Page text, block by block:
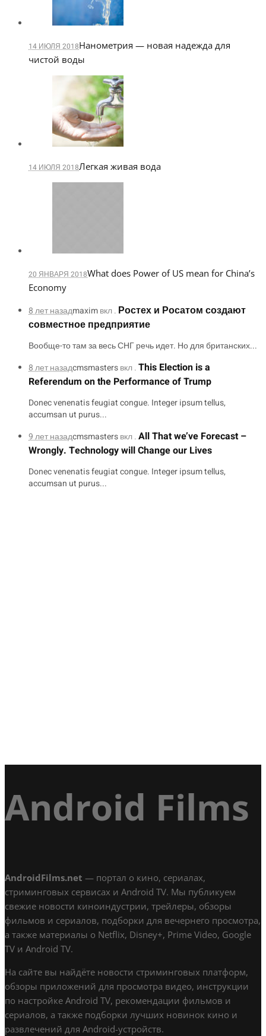
14 ИЮЛЯ 2018Нанометрия — новая надежда для
чистой воды
14 ИЮЛЯ 2018Легкая живая вода
20 ЯНВАРЯ 2018What does Power of US mean for China’s
Economy
8 лет назадmaximвкл . Ростех и Росатом создают
совместное предприятие
Вообще-то там за весь СНГ речь идет. Но для британских...
8 лет назадcmsmastersвкл .This Election is a
Referendum on the Performance of Trump
Donec venenatis feugiat congue. Integer ipsum tellus,
accumsan ut purus...
9 лет назадcmsmastersвкл .All That we’ve Forecast –
Wrongly. Technology will Change our Lives
Donec venenatis feugiat congue. Integer ipsum tellus,
accumsan ut purus...
Android Films
AndroidFilms.net — портал о кино, сериалах,
стриминговых сервисах и Android TV. Мы публикуем
свежие новости киноиндустрии, трейлеры, обзоры
фильмов и сериалов, подборки для вечернего просмотра,
а также материалы о Netflix, Disney+, Prime Video, Google
TV и Android TV.
На сайте вы найдёте новости стриминговых платформ,
обзоры приложений для просмотра видео, инструкции
по настройке Android TV, рекомендации фильмов и
сериалов, а также подборки лучших новинок кино и
развлечений для Android-устройств.